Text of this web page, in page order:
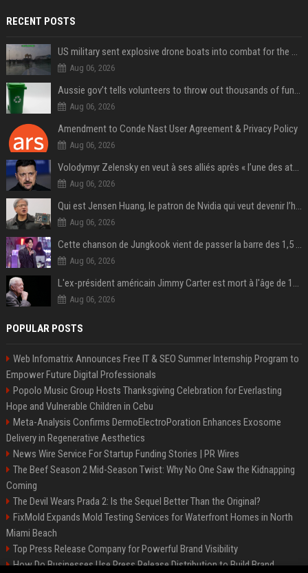
RECENT POSTS
US military sent explosive drone boats into combat for the first time
Aug 06, 2026
Aussie gov’t tells volunteers to throw out thousands of functioning test routers
Aug 06, 2026
Amendment to Conde Nast User Agreement & Privacy Policy
Aug 06, 2026
Volodymyr Zelensky en veut à ses alliés après « l’une des attaques les plus tragiques » de la Russie à Kiev
Aug 06, 2026
Qui est Jensen Huang, le patron de Nvidia qui veut devenir l’homme fort de l’intelligence artificielle ?
Aug 06, 2026
Cette chanson de Jungkook vient de passer la barre des 1,5 milliard de streams... Et vous la connaissez sans le savoir !
Aug 06, 2026
L'ex-président américain Jimmy Carter est mort à l'âge de 100 ans
Aug 06, 2026
POPULAR POSTS
Web Infomatrix Announces Free IT & SEO Summer Internship Program to
Empower Future Digital Professionals
Popolo Music Group Hosts Thanksgiving Celebration for Everlasting
Hope and Vulnerable Children in Cebu
Meta-Analysis Confirms DermoElectroPoration Enhances Exosome
Delivery in Regenerative Aesthetics
News Wire Service For Startup Funding Stories | PR Wires
The Beef Season 2 Mid-Season Twist: Why No One Saw the Kidnapping
Coming
The Devil Wears Prada 2: Is the Sequel Better Than the Original?
FixMold Expands Mold Testing Services for Waterfront Homes in North
Miami Beach
Top Press Release Company for Powerful Brand Visibility
How Do Businesses Use Press Release Distribution to Build Brand